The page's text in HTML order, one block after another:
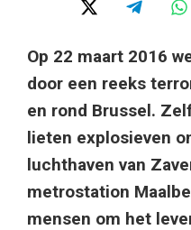
Op 22 maart 2016
door een reeks
en rond Brussel.
lieten explosieven
luchthaven van
metrostation
mensen om het